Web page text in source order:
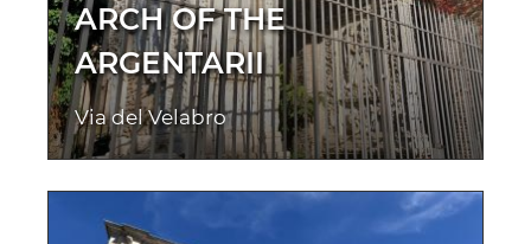
ARCH OF THE
ARGENTARII
Via del Velabro